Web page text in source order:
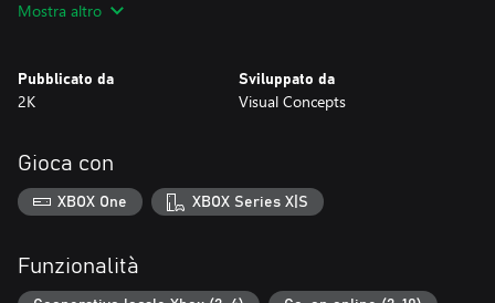
arsenale di movimenti offensivi, mentre sfoderi il tuo potenziale
TI ASPETTA UN VIAGGIO EPICO
panorami mozzafiato e una marea di ricompense per te e per il
tuo MyPLAYER. E ci sarà molto altro da scoprire durante le
escursioni sulla costa.
RITORNA LA SFIDA JORDAN
Mostra altro
Pubblicato da
2K
Sviluppato da
Visual Concepts
Gioca con
XBOX One XBOX Series X|S
Funzionalità